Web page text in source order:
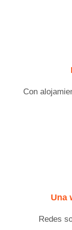
Con
Una
Redes